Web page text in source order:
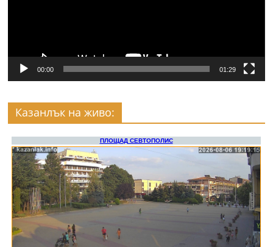
00:00 01:29
Казанлък на живо: